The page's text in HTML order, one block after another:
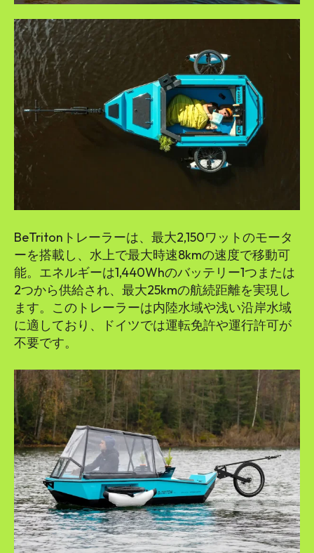
BeTritonトレーラーは、最大2,150ワットのモータ
ーを搭載し、水上で最大時速8kmの速度で移動可
能。エネルギーは1,440Whのバッテリー1つまたは
2つから供給され、最大25kmの航続距離を実現し
ます。このトレーラーは内陸水域や浅い沿岸水域
に適しており、ドイツでは運転免許や運行許可が
不要です。